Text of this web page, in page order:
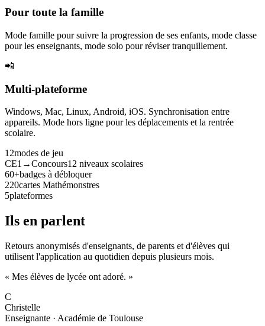
Pour toute la famille
Mode famille pour suivre la progression de ses enfants, mode classe
pour les enseignants, mode solo pour réviser tranquillement.
📲
Multi-plateforme
Windows, Mac, Linux, Android, iOS. Synchronisation entre
appareils. Mode hors ligne pour les déplacements et la rentrée
scolaire.
12modes de jeu
CE1→Concours12 niveaux scolaires
60+badges à débloquer
220cartes Mathémonstres
5plateformes
Ils en parlent
Retours anonymisés d'enseignants, de parents et d'élèves qui
utilisent l'application au quotidien depuis plusieurs mois.
« Mes élèves de lycée ont adoré. »
C
Christelle
Enseignante · Académie de Toulouse